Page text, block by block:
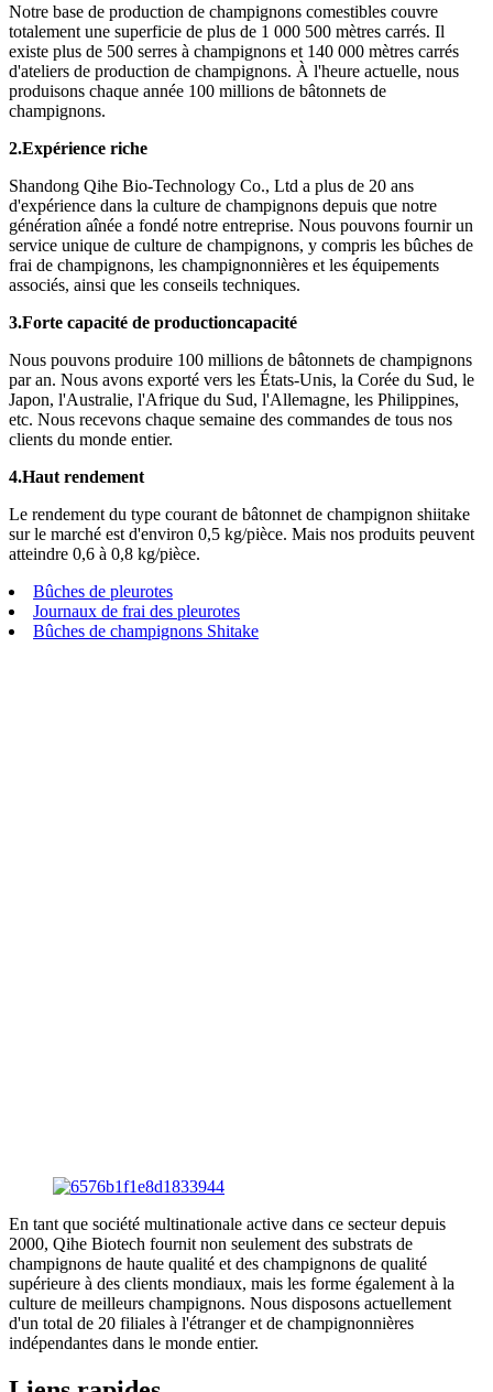
Notre base de production de champignons comestibles couvre
totalement une superficie de plus de 1 000 500 mètres carrés. Il
existe plus de 500 serres à champignons et 140 000 mètres carrés
d'ateliers de production de champignons. À l'heure actuelle, nous
produisons chaque année 100 millions de bâtonnets de
champignons.
2.Expérience riche
Shandong Qihe Bio-Technology Co., Ltd a plus de 20 ans
d'expérience dans la culture de champignons depuis que notre
génération aînée a fondé notre entreprise. Nous pouvons fournir un
service unique de culture de champignons, y compris les bûches de
frai de champignons, les champignonnières et les équipements
associés, ainsi que les conseils techniques.
3.Forte capacité de productioncapacité
Nous pouvons produire 100 millions de bâtonnets de champignons
par an. Nous avons exporté vers les États-Unis, la Corée du Sud, le
Japon, l'Australie, l'Afrique du Sud, l'Allemagne, les Philippines,
etc. Nous recevons chaque semaine des commandes de tous nos
clients du monde entier.
4.Haut rendement
Le rendement du type courant de bâtonnet de champignon shiitake
sur le marché est d'environ 0,5 kg/pièce. Mais nos produits peuvent
atteindre 0,6 à 0,8 kg/pièce.
Bûches de pleurotes
Journaux de frai des pleurotes
Bûches de champignons Shitake
En tant que société multinationale active dans ce secteur depuis
2000, Qihe Biotech fournit non seulement des substrats de
champignons de haute qualité et des champignons de qualité
supérieure à des clients mondiaux, mais les forme également à la
culture de meilleurs champignons. Nous disposons actuellement
d'un total de 20 filiales à l'étranger et de champignonnières
indépendantes dans le monde entier.